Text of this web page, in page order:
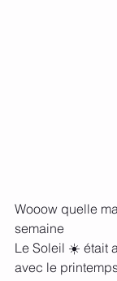
Wooow quelle
semaine
Le Soleil ☀️ était
avec le